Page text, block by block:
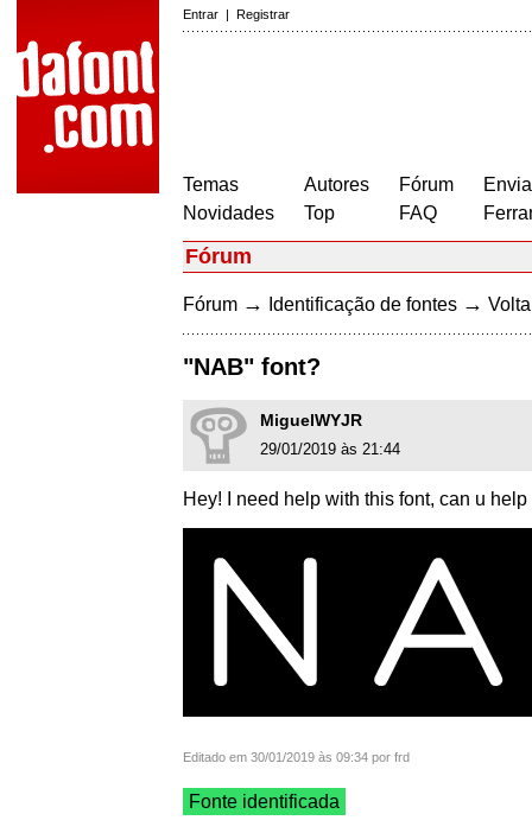
Entrar | Registrar
Temas
Novidades
Autores
Top
Fórum
FAQ
Fórum
Fórum → Identificação de fontes →
"NAB" font?
MiguelWYJR
29/01/2019 às 21:44
Hey! I need help with this font, can u
Editado em 30/01/2019 às 09:34 por frd
Fonte identificada